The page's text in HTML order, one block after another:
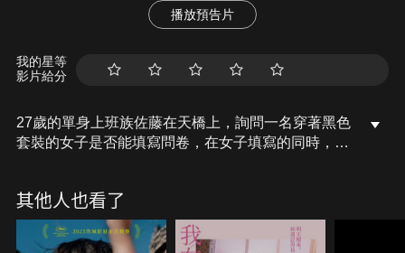
播放預告片
我的星等
影片給分
27歲的單身上班族佐藤在天橋上，詢問一名穿著黑色
套裝的女子是否能填寫問卷，在女子填寫的同時，佐
經歷讓他一再思索著「真的有所謂的命中注定嗎？要
如何才能與命中注定的人相遇？」，公司前輩與妻子
間愛的開始與破滅；大學死黨與班花看似不配，卻意
其他人也看了